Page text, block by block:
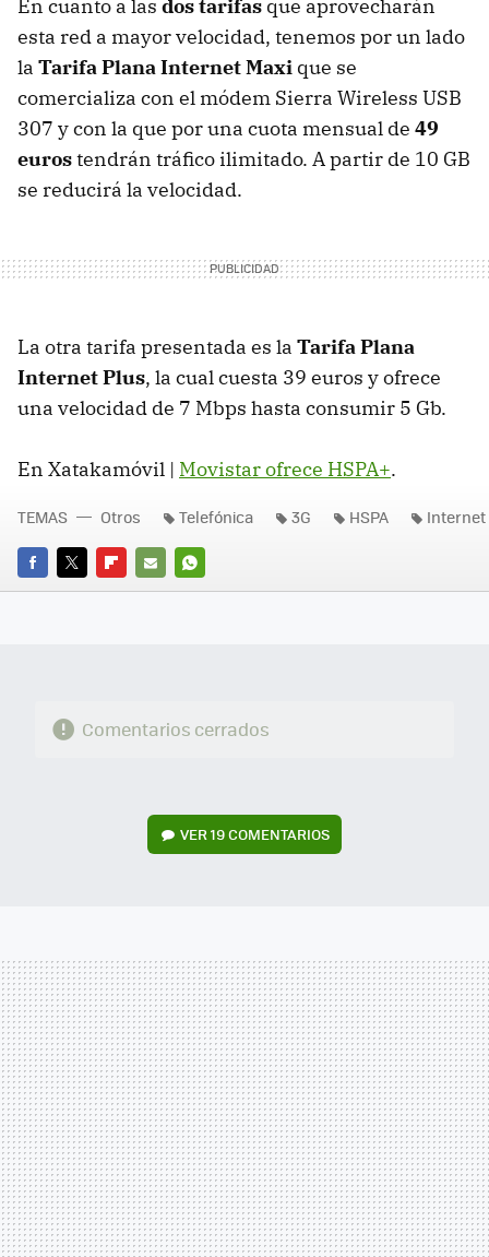
En cuanto a las dos tarifas que aprovecharán
esta red a mayor velocidad, tenemos por un lado
la Tarifa Plana Internet Maxi que se
comercializa con el módem Sierra Wireless USB
307 y con la que por una cuota mensual de 49
eurostendrán tráfico ilimitado. A partir de 10 GB
se reducirá la velocidad.
La otra tarifa presentada es la Tarifa Plana
Internet Plus, la cual cuesta 39 euros y ofrece
una velocidad de 7 Mbps hasta consumir 5 Gb.
En Xatakamóvil | Movistar ofrece HSPA+.
FACEBOOK
TWITTERFLIPBOARD
E-
WHATSAPP
TEMAS Otros Telefónica 3G HSPA Internet
Comentarios cerrados
VER19 COMENTARIOS